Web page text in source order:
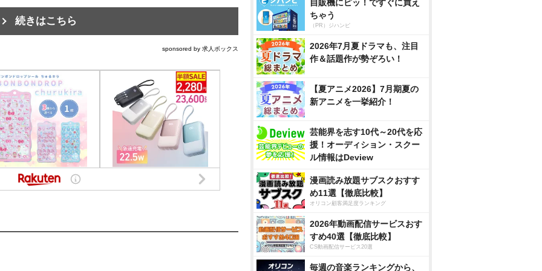
続きはこちら
sponsored by 求人ボックス
自販機にピッ！ですぐに買え
ちゃう
（PR）ジハンピ
2026年7月夏ドラマも、注目
作＆話題作が勢ぞろい！
【夏アニメ2026】7月期夏の
新アニメを一挙紹介！
芸能界を志す10代～20代を応
援！オーディション・スクー
ル情報はDeview
漫画読み放題サブスクおすす
め11選【徹底比較】
オリコン顧客満足度ランキング
2026年動画配信サービスおす
すめ40選【徹底比較】
CS動画配信サービス20選
毎週の音楽ランキングから、